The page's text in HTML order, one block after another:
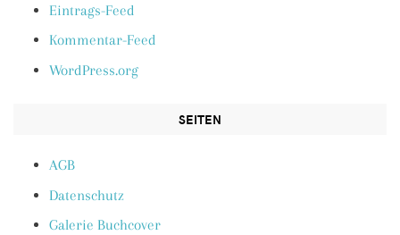
Eintrags-Feed
Kommentar-Feed
WordPress.org
SEITEN
AGB
Datenschutz
Galerie Buchcover